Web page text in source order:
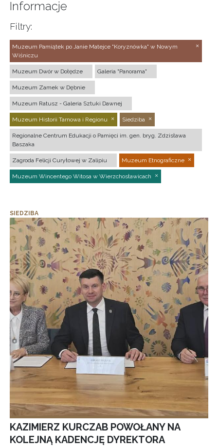
Informacje
Filtry:
Muzeum Pamiątek po Janie Matejce "Koryznówka" w Nowym
Wiśniczu
Muzeum Dwór w Dołędze Galeria "Panorama"
Muzeum Zamek w Dębnie
Muzeum Ratusz - Galeria Sztuki Dawnej
Muzeum Historii Tarnowa i Regionu Siedziba
Regionalne Centrum Edukacji o Pamięci im. gen. bryg. Zdzisława
Baszaka
Zagroda Felicji Curyłowej w Zalipiu Muzeum Etnograficzne
Muzeum Wincentego Witosa w Wierzchosławicach
SIEDZIBA
KAZIMIERZ KURCZAB POWOŁANY NA
KOLEJNĄ KADENCJĘ DYREKTORA